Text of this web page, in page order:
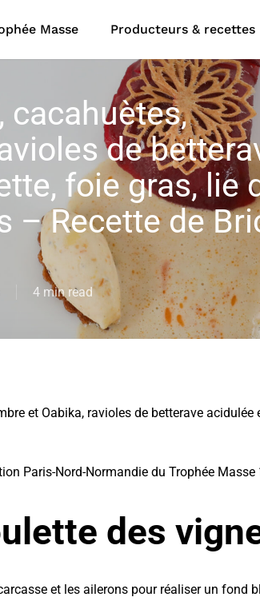
Masse Producteurs & recettes
cacahuètes,
de
foie gras, lie
– Recette de
4 min read
et Oabika, ravioles de betterave
Paris-Nord-Normandie du Trophée
des
et les ailerons pour réaliser un fond